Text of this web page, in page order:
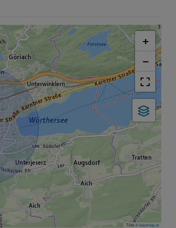
+
−
Tiles ©basemap.at